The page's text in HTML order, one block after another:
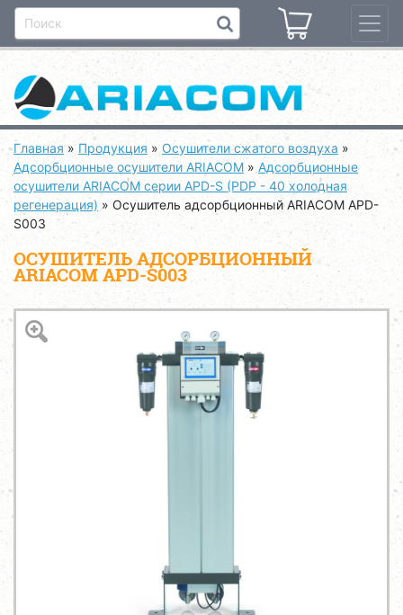
Главная » Продукция » Осушители сжатого воздуха »
Адсорбционные осушители ARIACOM » Адсорбционные
осушители ARIACOM серии APD-S (PDP - 40 холодная
регенерация) » Осушитель адсорбционный ARIACOM APD-
S003
ОСУШИТЕЛЬ АДСОРБЦИОННЫЙ
ARIACOM APD-S003